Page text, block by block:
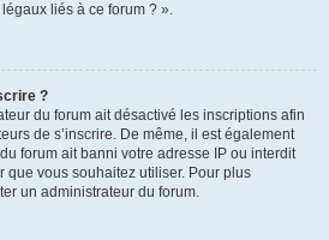
liés à ce forum ? ».
?
du forum ait désactivé les inscriptions afin
de s’inscrire. De même, il est également
forum ait banni votre adresse IP ou interdit
que vous souhaitez utiliser. Pour plus
un administrateur du forum.